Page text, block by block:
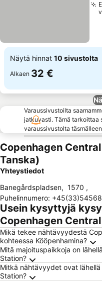
Näytä hinnat 10 sivustolta
Alkaen 32 €
Varaussivustoilta
jatkuvasti. Tämä tarkoittaa
varaussivustolta
Copenhagen
Tanska)
Yhteystiedot
Banegårdspladsen, 1570 ,
Puhelinnumero:
Usein kysyttyjä
Copenhagen
Mikä tekee nähtävyydestä
kohteessa Kööpenhamina?
Mitä majoituspaikkoja on
Station?
Mitkä nähtävyydet ovat
Station?